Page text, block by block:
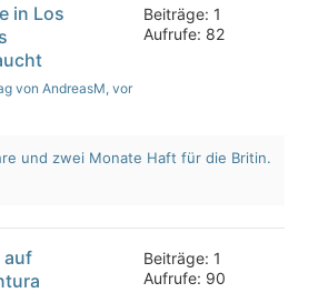
in Los
von AndreasM, vor
Beiträge: 1
Aufrufe: 82
und zwei Monate Haft für die Britin.
auf
Beiträge: 1
Aufrufe: 90